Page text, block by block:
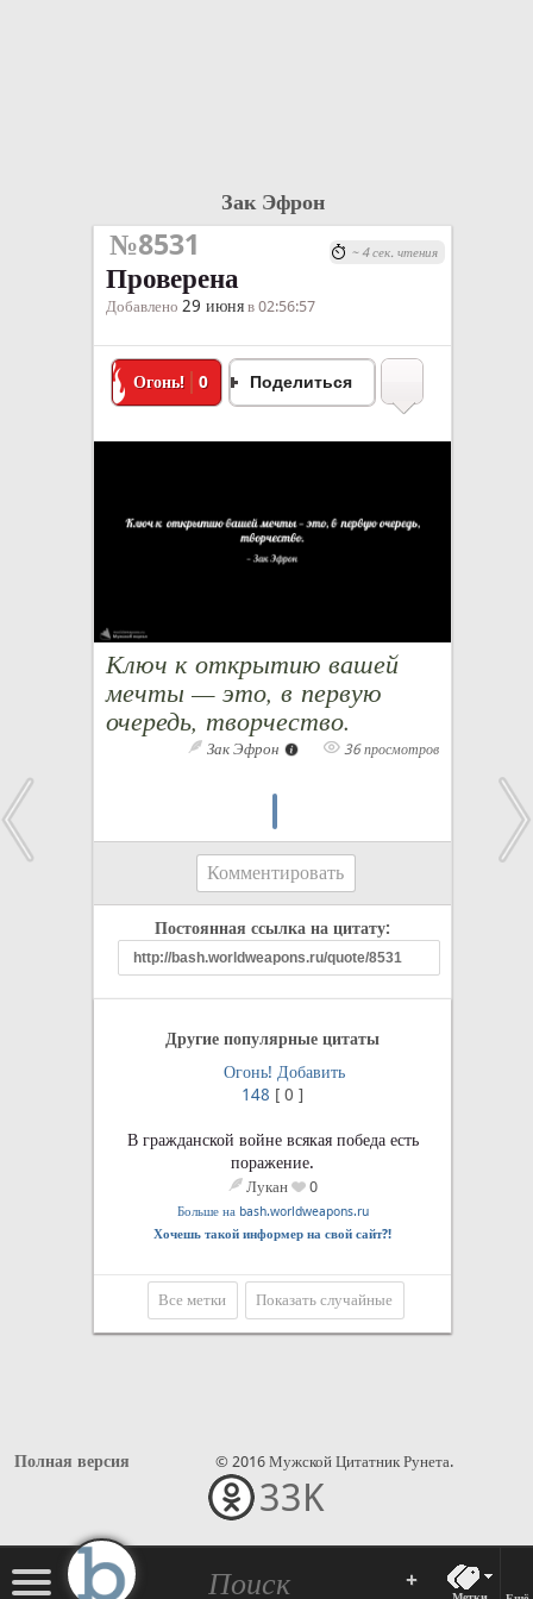
+
Зак Эфрон
№8531
Проверена
Добавлено 29 июня в 02:56:57
Огонь! 0 Поделиться
Ключ к открытию вашей
мечты — это, в первую
очередь, творчество.
Зак Эфрон 36 просмотров
~ 4 сек. чтения
Комментировать
Постоянная ссылка на цитату:
Другие популярные цитаты
Огонь! Добавить
148 [ 0 ]
В гражданской войне всякая победа есть
поражение.
Лукан 0
Больше на bash.worldweapons.ru
Хочешь такой информер на свой сайт?!
Все метки Показать случайные
Полная версия © 2016 Мужской Цитатник Рунета.
33K